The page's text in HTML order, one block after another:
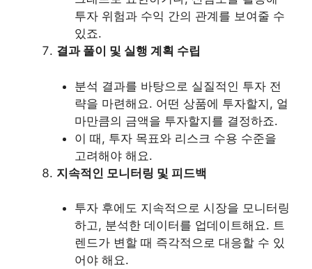
투자 위험과 수익 간의 관계를 보여줄 수
있죠.
결과 풀이 및 실행 계획 수립
분석 결과를 바탕으로 실질적인 투자 전
략을 마련해요. 어떤 상품에 투자할지, 얼
마만큼의 금액을 투자할지를 결정하죠.
이 때, 투자 목표와 리스크 수용 수준을
고려해야 해요.
지속적인 모니터링 및 피드백
투자 후에도 지속적으로 시장을 모니터링
하고, 분석한 데이터를 업데이트해요. 트
렌드가 변할 때 즉각적으로 대응할 수 있
어야 해요.